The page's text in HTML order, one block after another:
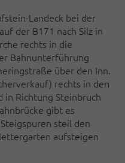
Landeck bei der
der B171 nach Silz in
rechts in die
Bahnunterführung
über den Inn.
rechts in den
in Richtung Steinbruch
gibt es
steil den
aufsteigen